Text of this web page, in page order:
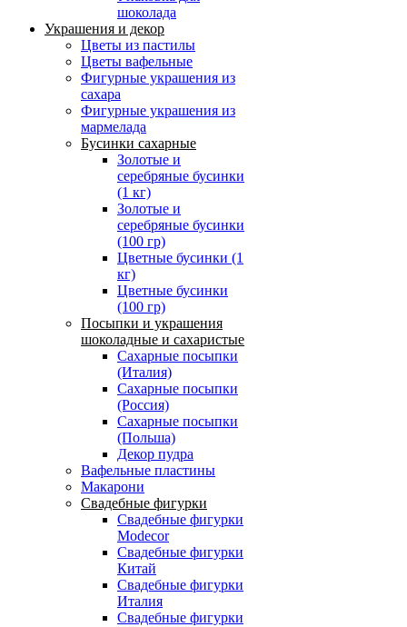
шоколада
Украшения и декор
Цветы из пастилы
Цветы вафельные
Фигурные украшения из
сахара
Фигурные украшения из
мармелада
Бусинки сахарные
Золотые и
серебряные бусинки
(1 кг)
Золотые и
серебряные бусинки
(100 гр)
Цветные бусинки (1
кг)
Цветные бусинки
(100 гр)
Посыпки и украшения
шоколадные и сахаристые
Сахарные посыпки
(Италия)
Сахарные посыпки
(Россия)
Сахарные посыпки
(Польша)
Декор пудра
Вафельные пластины
Макарони
Свадебные фигурки
Свадебные фигурки
Modecor
Свадебные фигурки
Китай
Свадебные фигурки
Италия
Свадебные фигурки